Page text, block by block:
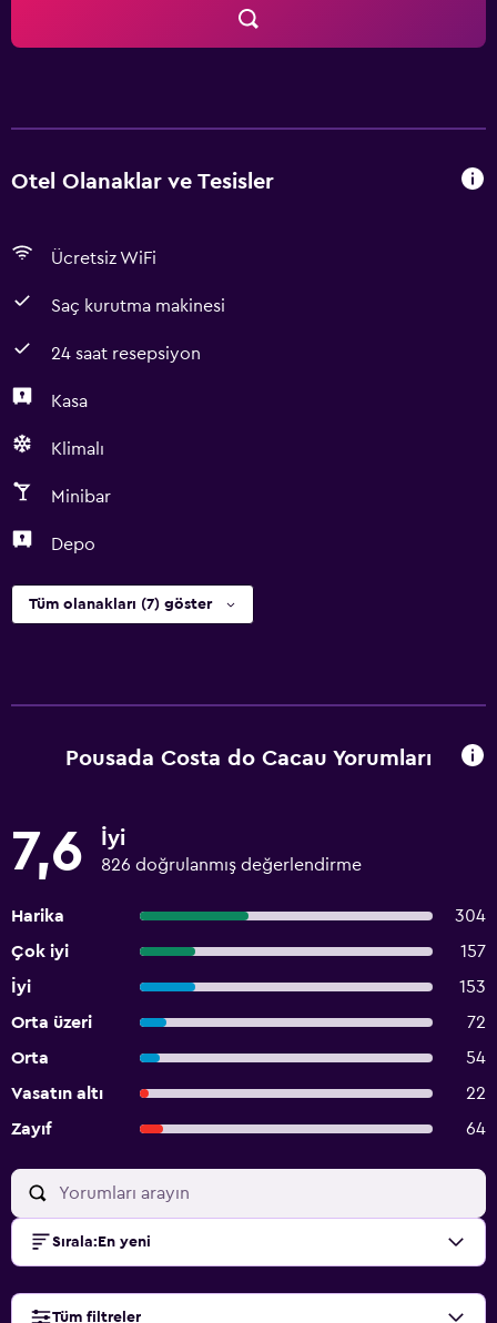
Otel Olanaklar ve Tesisler
Ücretsiz WiFi
Saç kurutma makinesi
24 saat resepsiyon
Kasa
Klimalı
Minibar
Depo
Tüm olanakları (7) göster
Pousada Costa do Cacau Yorumları
7,6 İyi
826 doğrulanmış değerlendirme
Harika
304
Çok iyi
157
İyi
153
Orta üzeri
72
Orta
54
Vasatın altı
22
Zayıf
64
Sırala: En yeni
Tüm filtreler